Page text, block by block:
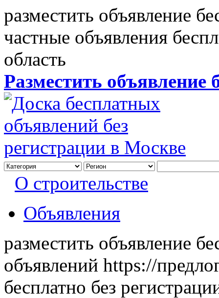
разместить объявление
частные объявления
область
Разместить объявление
О строительстве
Объявления
разместить объявление
объявлений https://
бесплатно без